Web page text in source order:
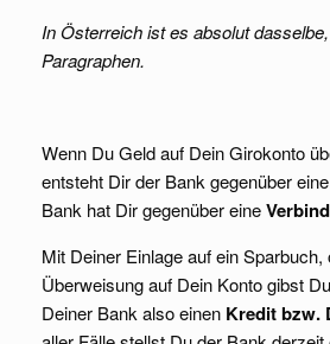
In Österreich ist es absolut
Paragraphen.
Wenn Du Geld auf Dein Girokonto
entsteht Dir der Bank gegenüber eine
Bank hat Dir gegenüber eine
Mit Deiner Einlage auf ein Sparbuch,
Überweisung auf Dein Konto gibst
Deiner Bank also einen Kredit bzw.